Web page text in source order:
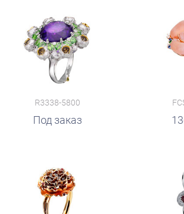
R3338-5800
Под заказ
руб. руб.